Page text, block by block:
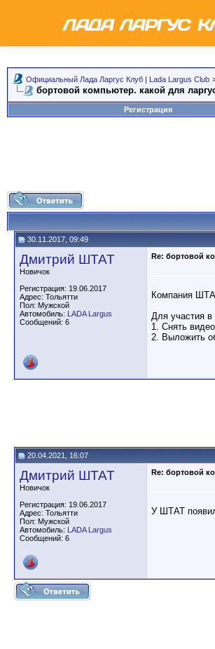
Официальный Лада Ларгус Клуб | Lada Largus Club
бортовой компьютер. какой для
Регистрация
30.11.2017, 09:49
Дмитрий ШТАТ
Новичок
Регистрация: 19.06.2017
Адрес: Тольятти
Пол: Мужской
Автомобиль: LADA Largus
Сообщений: 6
Re: бортовой
Компания
Для участия в
1. Снять
2. Выложить
20.04.2021, 16:07
Дмитрий ШТАТ
Новичок
Регистрация: 19.06.2017
Адрес: Тольятти
Пол: Мужской
Автомобиль: LADA Largus
Сообщений: 6
Re: бортовой
У ШТАТ